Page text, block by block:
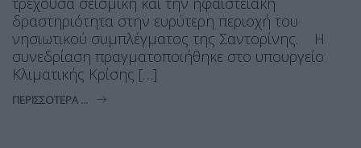
δραστηριότητα στην ευρύτερη περιοχή του
νησιωτικού συμπλέγματος της Σαντορίνης. Η
συνεδρίαση πραγματοποιήθηκε στο υπουργείο
Κλιματικής Κρίσης […]
ΠΕΡΙΣΣΌΤΕΡΑ ...